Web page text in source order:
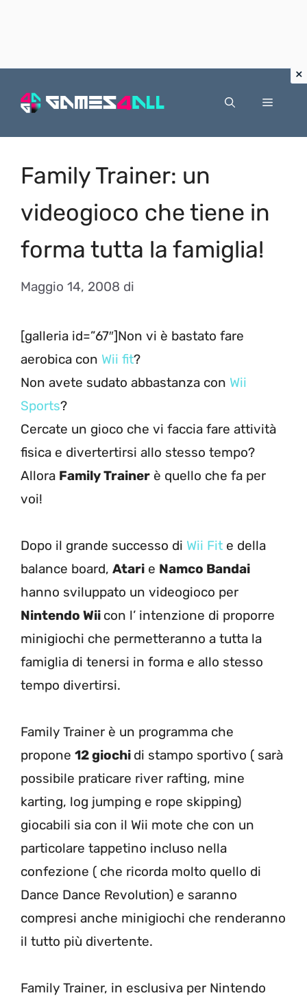
Menu
Family Trainer: un
videogioco che tiene in
forma tutta la famiglia!
Maggio 14, 2008 di
[galleria id=”67″]Non vi è bastato fare
aerobica con Wii fit?
Non avete sudato abbastanza con Wii
Sports?
Cercate un gioco che vi faccia fare attività
fisica e divertertirsi allo stesso tempo?
Allora Family Trainer è quello che fa per
voi!
Dopo il grande successo di Wii Fit e della
balance board, Atari e Namco Bandai
hanno sviluppato un videogioco per
Nintendo Wii con l’ intenzione di proporre
minigiochi che permetteranno a tutta la
famiglia di tenersi in forma e allo stesso
tempo divertirsi.
Family Trainer è un programma che
propone 12 giochi di stampo sportivo ( sarà
possibile praticare river rafting, mine
karting, log jumping e rope skipping)
giocabili sia con il Wii mote che con un
particolare tappetino incluso nella
confezione ( che ricorda molto quello di
Dance Dance Revolution) e saranno
compresi anche minigiochi che renderanno
il tutto più divertente.
Family Trainer, in esclusiva per Nintendo